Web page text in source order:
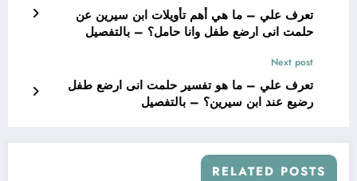
تعرف علي – ما هي أهم تأويلات ابن سيرين عن
حلمت انى ارضع طفل وانا حامل؟ – بالتفصيل
Next post
تعرف علي – ما هو تفسير حلمت انى ارضع طفل
رضيع عند ابن سيرين؟ – بالتفصيل
RELATED POSTS